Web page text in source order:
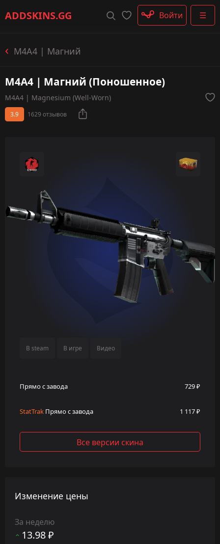
ADDSKINS.GG ☰
Пистолеты-пулемёты
Перчатки
Войти
M4A4 | Магний
M4A4 | Магний (Поношенное)
M4A4 | Magnesium (Well-Worn)
3.9 1629 отзывов
В steam В игре Видео
Прямо с завода 729 ₽
StatTrak Прямо с завода 1 117 ₽
Все версии скина
Изменение цены
За неделю
13.98 ₽